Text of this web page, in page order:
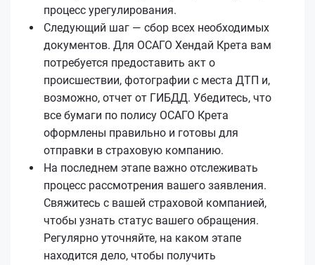
процесс урегулирования.
Следующий шаг — сбор всех необходимых
документов. Для ОСАГО Хендай Кретa вам
потребуется предоставить акт о
происшествии, фотографии с места ДТП и,
возможно, отчет от ГИБДД. Убедитесь, что
все бумаги по полису ОСАГО Кретa
оформлены правильно и готовы для
отправки в страховую компанию.
На последнем этапе важно отслеживать
процесс рассмотрения вашего заявления.
Свяжитесь с вашей страховой компанией,
чтобы узнать статус вашего обращения.
Регулярно уточняйте, на каком этапе
находится дело, чтобы получить